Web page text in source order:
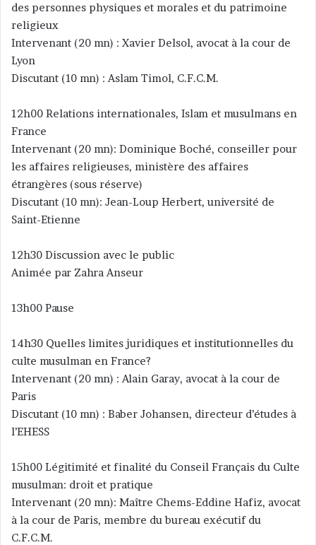
des personnes physiques et morales et du patrimoine
religieux
Intervenant (20 mn) : Xavier Delsol, avocat à la cour de
Lyon
Discutant (10 mn) : Aslam Timol, C.F.C.M.
12h00 Relations internationales, Islam et musulmans en
France
Intervenant (20 mn): Dominique Boché, conseiller pour
les affaires religieuses, ministère des affaires
étrangères (sous réserve)
Discutant (10 mn): Jean-Loup Herbert, université de
Saint-Etienne
12h30 Discussion avec le public
Animée par Zahra Anseur
13h00 Pause
14h30 Quelles limites juridiques et institutionnelles du
culte musulman en France?
Intervenant (20 mn) : Alain Garay, avocat à la cour de
Paris
Discutant (10 mn) : Baber Johansen, directeur d’études à
l’EHESS
15h00 Légitimité et finalité du Conseil Français du Culte
musulman: droit et pratique
Intervenant (20 mn): Maître Chems-Eddine Hafiz, avocat
à la cour de Paris, membre du bureau exécutif du
C.F.C.M.